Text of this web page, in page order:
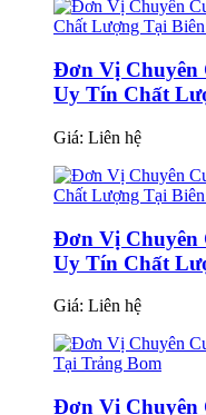
Đơn Vị Chuyên
Uy Tín Chất
Giá: Liên hệ
Đơn Vị Chuyên
Uy Tín Chất
Giá: Liên hệ
Đơn Vị Chuyên